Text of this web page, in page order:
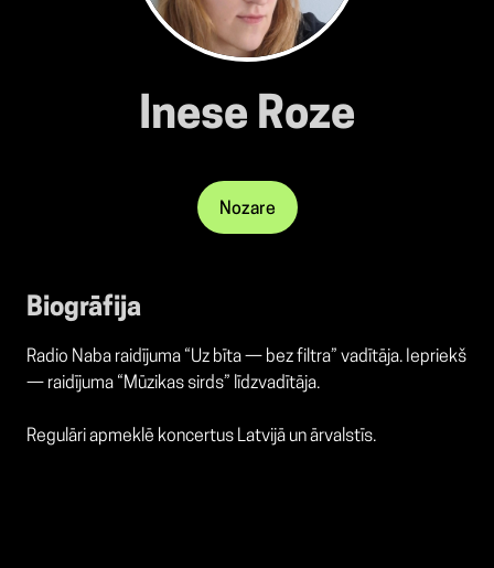
Inese Roze
Nozare
Biogrāfija
Radio Naba raidījuma “Uz bīta — bez filtra” vadītāja. Iepriekš
— raidījuma “Mūzikas sirds” līdzvadītāja.
Regulāri apmeklē koncertus Latvijā un ārvalstīs.